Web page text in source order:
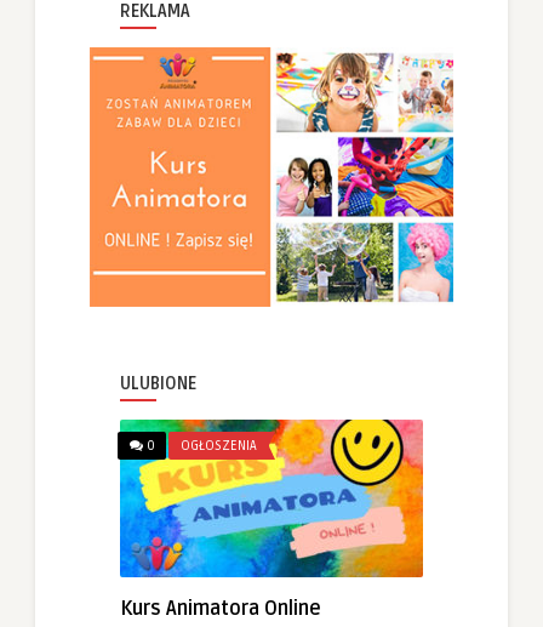
REKLAMA
ULUBIONE
0 OGŁOSZENIA
Kurs Animatora Online